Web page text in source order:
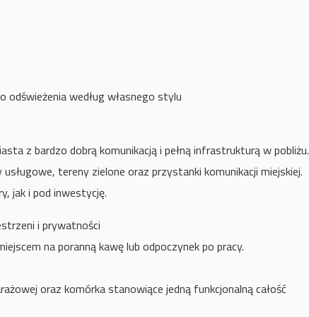
odświeżenia według własnego stylu
z bardzo dobrą komunikacją i pełną infrastrukturą w pobliżu.
tereny zielone oraz przystanki komunikacji miejskiej.
jak i pod inwestycję.
i prywatności
na poranną kawę lub odpoczynek po pracy.
oraz komórka stanowiące jedną funkcjonalną całość